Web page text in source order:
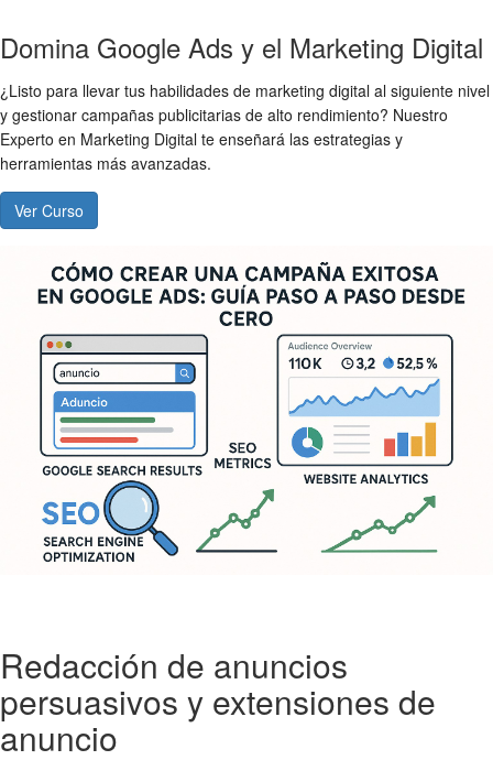
Domina Google Ads y el Marketing Digital
¿Listo para llevar tus habilidades de marketing digital al siguiente nivel
y gestionar campañas publicitarias de alto rendimiento? Nuestro
Experto en Marketing Digital te enseñará las estrategias y
herramientas más avanzadas.
Ver Curso
Redacción de anuncios
persuasivos y extensiones de
anuncio